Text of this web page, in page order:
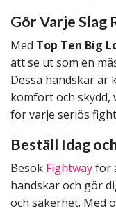
Gör Varje Slag
Med Top Ten Big
att se ut som en
Dessa handskar är
komfort och
för varje seriös
Beställ Idag
Besök Fightwayför
handskar och gör
och säkerhet. Med